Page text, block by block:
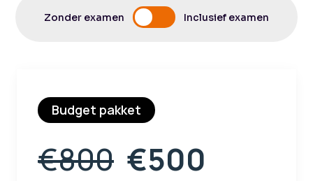
Zonder examen Inclusief examen
Budget pakket
€800 €500